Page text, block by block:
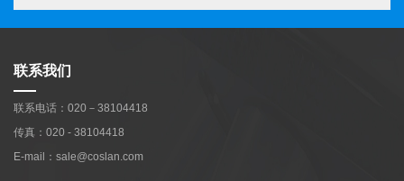
联系我们
联系电话：020－38104418
传真：020 - 38104418
E-mail：sale@coslan.com